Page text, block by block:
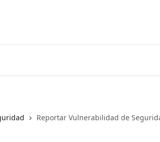
Reportar Vulnerabilidad de